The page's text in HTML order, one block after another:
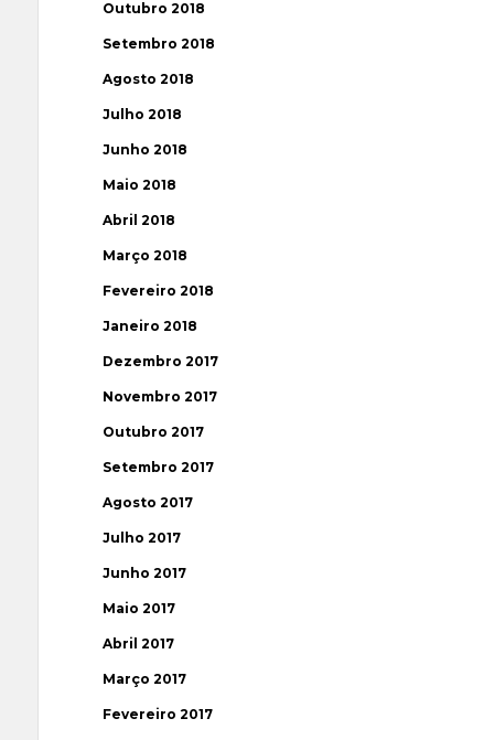
Outubro 2018
Setembro 2018
Agosto 2018
Julho 2018
Junho 2018
Maio 2018
Abril 2018
Março 2018
Fevereiro 2018
Janeiro 2018
Dezembro 2017
Novembro 2017
Outubro 2017
Setembro 2017
Agosto 2017
Julho 2017
Junho 2017
Maio 2017
Abril 2017
Março 2017
Fevereiro 2017